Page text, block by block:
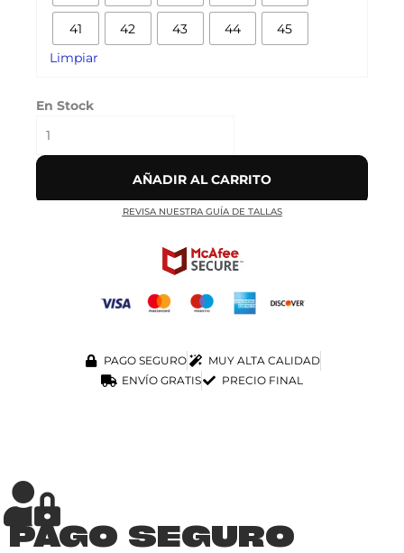
41 42 43 44 45
Limpiar
En Stock
NAVY'
cantidad
AÑADIR AL CARRITO
REVISA NUESTRA GUÍA DE TALLAS
PAGO SEGURO
MUY ALTA CALIDAD
ENVÍO GRATIS
PRECIO FINAL
PAGO SEGURO